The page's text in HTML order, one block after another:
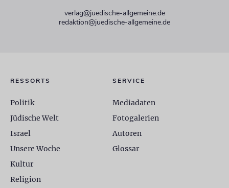
verlag@juedische-allgemeine.de
redaktion@juedische-allgemeine.de
RESSORTS
Politik
Jüdische Welt
Israel
Unsere Woche
Kultur
Religion
SERVICE
Mediadaten
Fotogalerien
Autoren
Glossar